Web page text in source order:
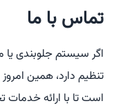
تماس با ما
اگر سیستم جلوبندی یا
تنظیم دارد، همین
است تا با ارائه